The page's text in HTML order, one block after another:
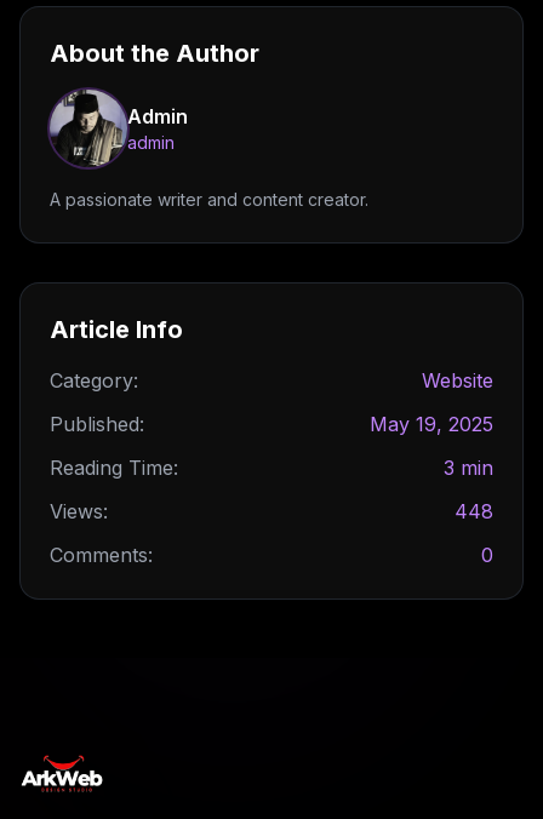
About the Author
Admin
admin
A passionate writer and content creator.
Article Info
Category:
Website
Published:
May 19, 2025
Reading Time:
3 min
Views:
448
Comments:
0